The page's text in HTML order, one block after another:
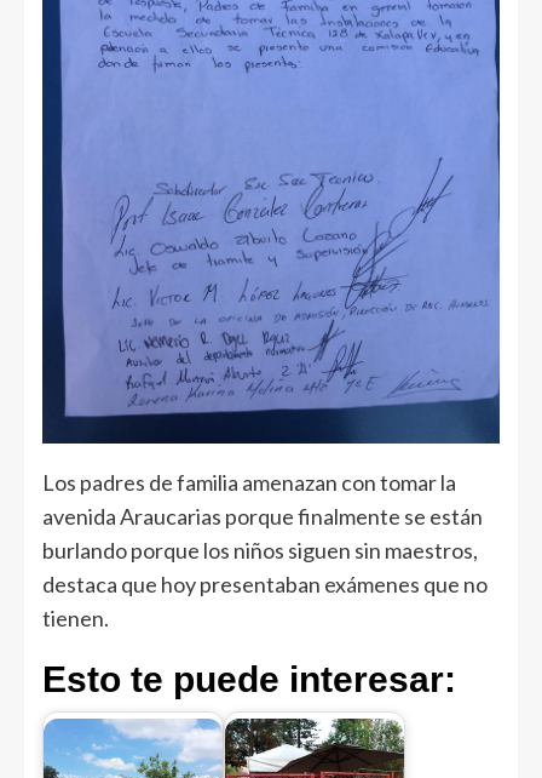
Los padres de familia amenazan con tomar la
avenida Araucarias porque finalmente se están
burlando porque los niños siguen sin maestros,
destaca que hoy presentaban exámenes que no
tienen.
Esto te puede interesar: